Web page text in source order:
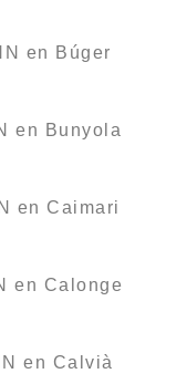
en Búger
en Bunyola
en Caimari
en Calonge
en Calvià